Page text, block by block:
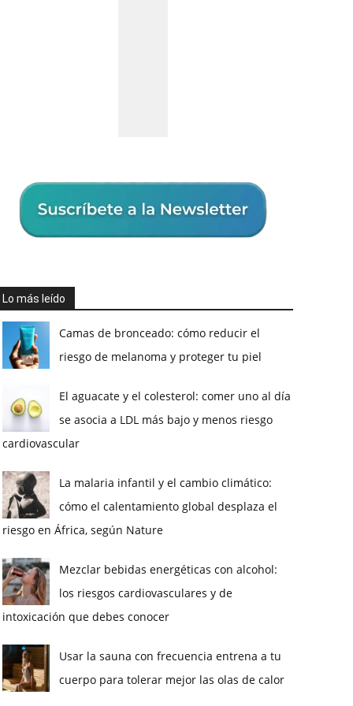
Lo más leído
Camas de bronceado: cómo reducir el
riesgo de melanoma y proteger tu piel
El aguacate y el colesterol: comer uno al día
se asocia a LDL más bajo y menos riesgo
cardiovascular
La malaria infantil y el cambio climático:
cómo el calentamiento global desplaza el
riesgo en África, según Nature
Mezclar bebidas energéticas con alcohol:
los riesgos cardiovasculares y de
intoxicación que debes conocer
Usar la sauna con frecuencia entrena a tu
cuerpo para tolerar mejor las olas de calor